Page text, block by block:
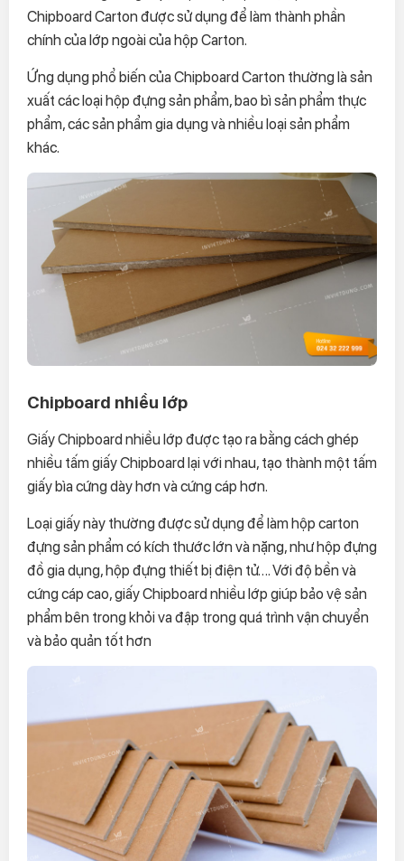
Chipboard Carton được sử dụng để làm thành phần
chính của lớp ngoài của hộp Carton.
Ứng dụng phổ biến của Chipboard Carton thường là sản
xuất các loại hộp đựng sản phẩm, bao bì sản phẩm thực
phẩm, các sản phẩm gia dụng và nhiều loại sản phẩm
khác.
Chipboard nhiều lớp
Giấy Chipboard nhiều lớp được tạo ra bằng cách ghép
nhiều tấm giấy Chipboard lại với nhau, tạo thành một tấm
giấy bìa cứng dày hơn và cứng cáp hơn.
Loại giấy này thường được sử dụng để làm hộp carton
đựng sản phẩm có kích thước lớn và nặng, như hộp đựng
đồ gia dụng, hộp đựng thiết bị điện tử…. Với độ bền và
cứng cáp cao, giấy Chipboard nhiều lớp giúp bảo vệ sản
phẩm bên trong khỏi va đập trong quá trình vận chuyển
và bảo quản tốt hơn